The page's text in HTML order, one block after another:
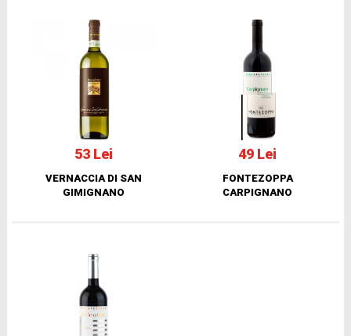
53 Lei
VERNACCIA DI SAN
GIMIGNANO
49 Lei
FONTEZOPPA
CARPIGNANO